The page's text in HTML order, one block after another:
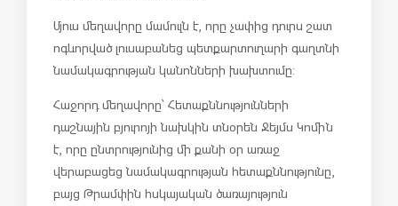
Մյուս մեղավորը մամուլն է, որը չափից դուրս շատ
ոգևորված լուսաբանեց պետքարտուղարի գաղտնի
նամակագրության կանոնների խախտումը:
Հաջորդ մեղավորը՝ Հետաքննությունների
դաշնային բյուրոյի նախկին տնօրեն Ջեյմս Կոմին
է, որը ընտրությունից մի քանի օր առաջ
վերաբացեց նամակագրության հետաքննությունը,
բայց Թրամփին հսկայական ծառայություն